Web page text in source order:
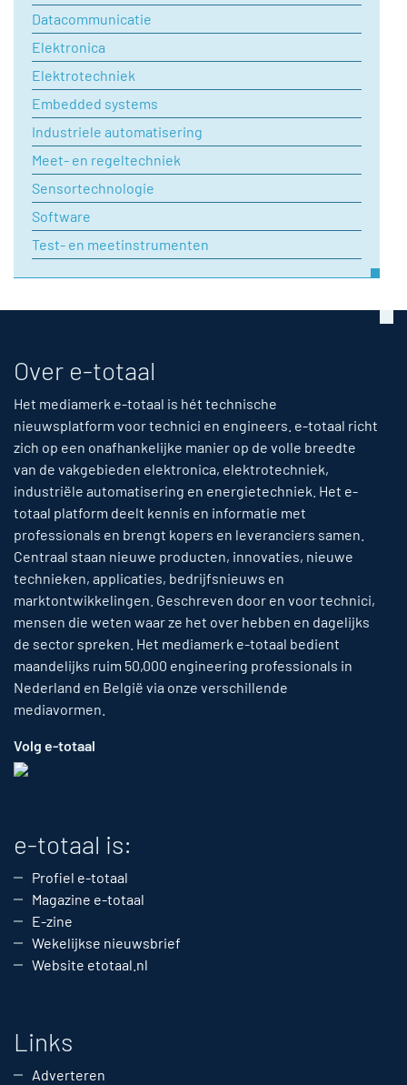
Datacommunicatie
Elektronica
Elektrotechniek
Embedded systems
Industriele automatisering
Meet- en regeltechniek
Sensortechnologie
Software
Test- en meetinstrumenten
Over e-totaal
Het mediamerk e-totaal is hét technische
nieuwsplatform voor technici en engineers. e-totaal richt
zich op een onafhankelijke manier op de volle breedte
van de vakgebieden elektronica, elektrotechniek,
industriële automatisering en energietechniek. Het e-
totaal platform deelt kennis en informatie met
professionals en brengt kopers en leveranciers samen.
Centraal staan nieuwe producten, innovaties, nieuwe
technieken, applicaties, bedrijfsnieuws en
marktontwikkelingen. Geschreven door en voor technici,
mensen die weten waar ze het over hebben en dagelijks
de sector spreken. Het mediamerk e-totaal bedient
maandelijks ruim 50,000 engineering professionals in
Nederland en België via onze verschillende
mediavormen.
Volg e-totaal
e-totaal is:
Profiel e-totaal
Magazine e-totaal
E-zine
Wekelijkse nieuwsbrief
Website etotaal.nl
Links
Adverteren